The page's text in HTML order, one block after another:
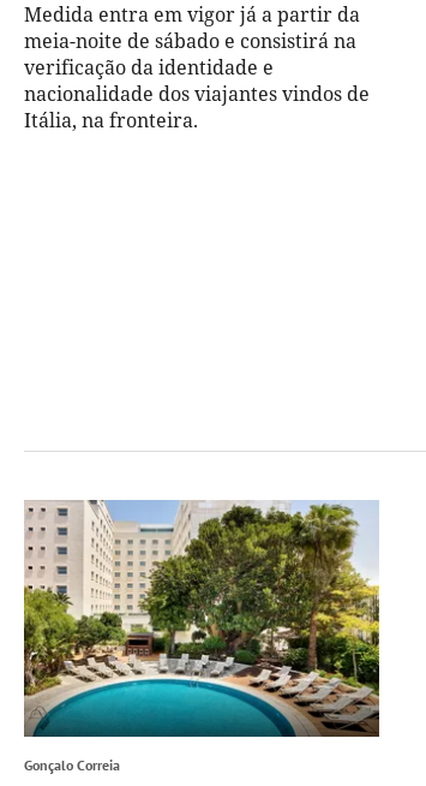
Medida entra em vigor já a partir da
meia-noite de sábado e consistirá na
verificação da identidade e
nacionalidade dos viajantes vindos de
Itália, na fronteira.
Gonçalo Correia